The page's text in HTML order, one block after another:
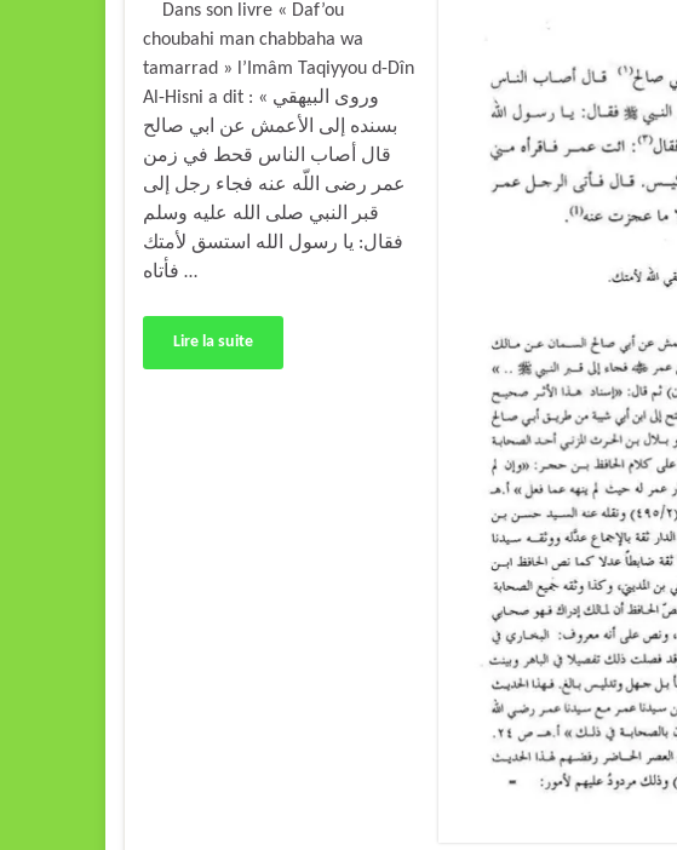
Dans son livre « Daf’ou
choubahi man chabbaha wa
tamarrad » l’Imâm Taqiyyou d-Dîn
Al-Hisni a dit : « وروى البيهقي
بسنده إلى الأعمش عن ابي صالح
قال أصاب الناس قحط في زمن
عمر رضى اللّه عنه فجاء رجل إلى
قبر النبي صلى الله عليه وسلم
فقال: يا رسول الله استسق لأمتك
فأتاه …
Lire la suite